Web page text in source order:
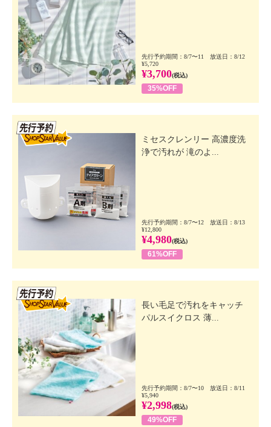
先行予約期間：8/7〜11 放送日：8/12
¥5,720
¥3,700(税込)
35%OFF
ミセスクレンリー 高濃度洗
浄で汚れが 滝のよ...
先行予約期間：8/7〜12 放送日：8/13
¥12,800
¥4,980(税込)
61%OFF
長い毛足で汚れをキャッチ
パルスイクロス 薄...
先行予約期間：8/7〜10 放送日：8/11
¥5,940
¥2,998(税込)
49%OFF